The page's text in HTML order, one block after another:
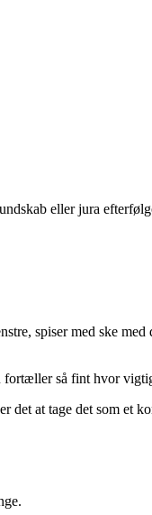
eller jura
spiser med ske
så fint hvor
det at tage det som et